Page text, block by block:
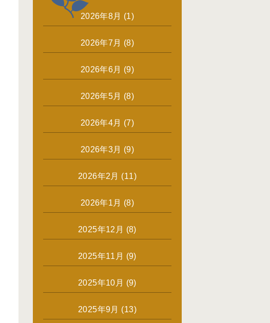
2026年8月 (1)
2026年7月 (8)
2026年6月 (9)
2026年5月 (8)
2026年4月 (7)
2026年3月 (9)
2026年2月 (11)
2026年1月 (8)
2025年12月 (8)
2025年11月 (9)
2025年10月 (9)
2025年9月 (13)